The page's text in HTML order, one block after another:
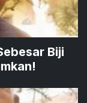
Biji